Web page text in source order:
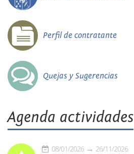
Perfil de contratante
Quejas y Sugerencias
Agenda actividades
08/01/2026 26/11/2026